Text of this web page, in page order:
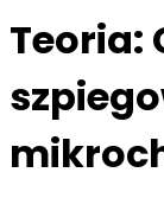
Teoria: